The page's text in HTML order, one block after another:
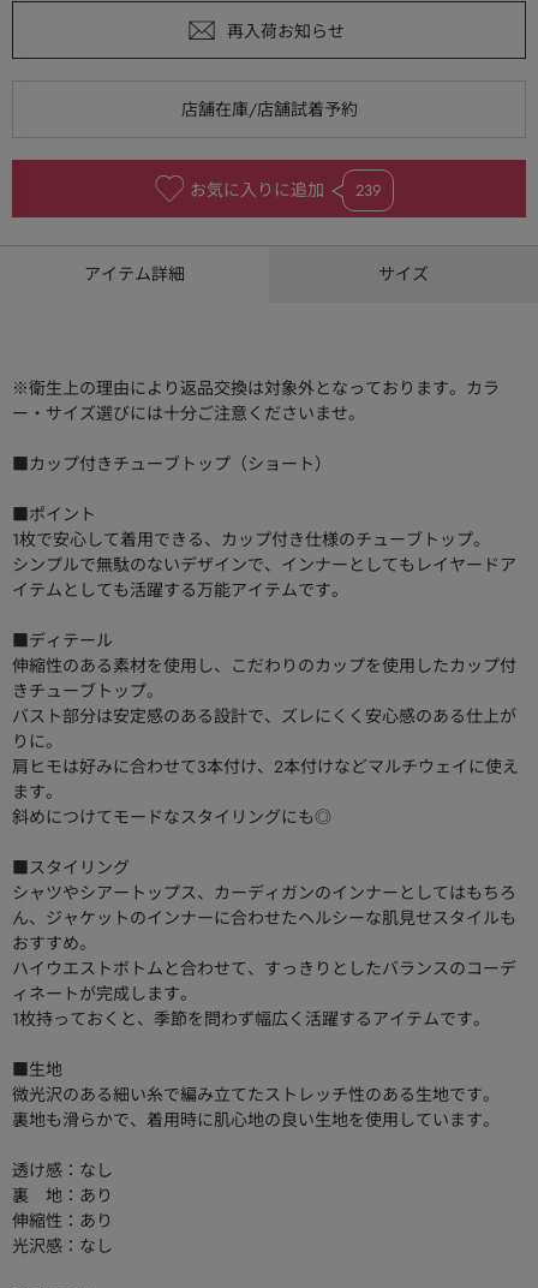
お気に入りに追加 239
アイテム詳細 サイズ
※衛生上の理由により返品交換は対象外となっております。カラ
ー・サイズ選びには十分ご注意くださいませ。
■カップ付きチューブトップ（ショート）
■ポイント
1枚で安心して着用できる、カップ付き仕様のチューブトップ。
シンプルで無駄のないデザインで、インナーとしてもレイヤードア
イテムとしても活躍する万能アイテムです。
■ディテール
伸縮性のある素材を使用し、こだわりのカップを使用したカップ付
きチューブトップ。
バスト部分は安定感のある設計で、ズレにくく安心感のある仕上が
りに。
肩ヒモは好みに合わせて3本付け、2本付けなどマルチウェイに使え
ます。
斜めにつけてモードなスタイリングにも◎
■スタイリング
シャツやシアートップス、カーディガンのインナーとしてはもちろ
ん、ジャケットのインナーに合わせたヘルシーな肌見せスタイルも
おすすめ。
ハイウエストボトムと合わせて、すっきりとしたバランスのコーデ
ィネートが完成します。
1枚持っておくと、季節を問わず幅広く活躍するアイテムです。
■生地
微光沢のある細い糸で編み立てたストレッチ性のある生地です。
裏地も滑らかで、着用時に肌心地の良い生地を使用しています。
透け感：なし
裏 地：あり
伸縮性：あり
光沢感：なし